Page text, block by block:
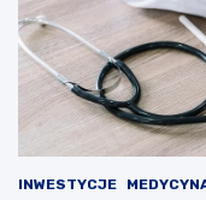
INWESTYCJE